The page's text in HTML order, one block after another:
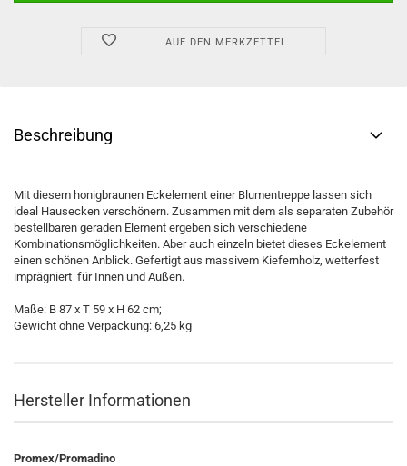
AUF DEN MERKZETTEL
Beschreibung
Mit diesem honigbraunen Eckelement einer Blumentreppe lassen sich
ideal Hausecken verschönern. Zusammen mit dem als separaten Zubehör
bestellbaren geraden Element ergeben sich verschiedene
Kombinationsmöglichkeiten. Aber auch einzeln bietet dieses Eckelement
einen schönen Anblick. Gefertigt aus massivem Kiefernholz, wetterfest
imprägniert  für Innen und Außen.
Maße: B 87 x T 59 x H 62 cm;
Gewicht ohne Verpackung: 6,25 kg
Hersteller Informationen
Promex/Promadino